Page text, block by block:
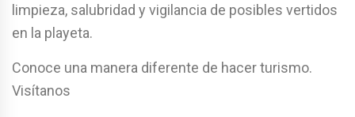
limpieza, salubridad y vigilancia de posibles vertidos
en la playeta.
Conoce una manera diferente de hacer turismo.
Visítanos